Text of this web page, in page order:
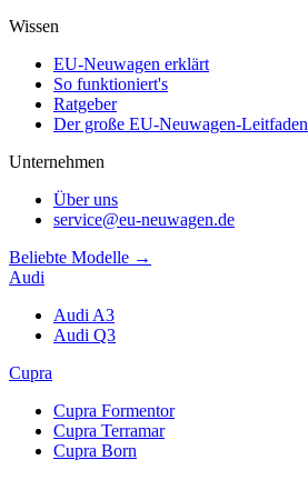
Wissen
EU-Neuwagen erklärt
So funktioniert's
Ratgeber
Der große EU-Neuwagen-Leitfaden
Unternehmen
Über uns
service@eu-neuwagen.de
Beliebte Modelle →
Audi
Audi A3
Audi Q3
Cupra
Cupra Formentor
Cupra Terramar
Cupra Born